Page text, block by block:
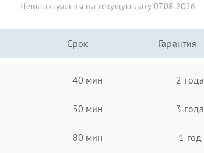
Цены актуальны на текущую дату 07.08.2026
Срок Гарантия
40 мин 2 года
50 мин 3 года
80 мин 1 год